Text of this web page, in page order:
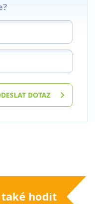
DOTAZ
také hodit